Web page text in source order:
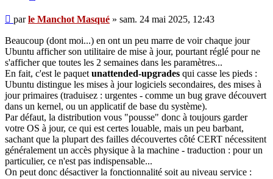
Message
parle Manchot Masqué » sam. 24 mai 2025, 12:43
Beaucoup (dont moi...) en ont un peu marre de voir chaque jour
Ubuntu afficher son utilitaire de mise à jour, pourtant réglé pour ne
s'afficher que toutes les 2 semaines dans les paramètres...
En fait, c'est le paquet unattended-upgrades qui casse les pieds :
Ubuntu distingue les mises à jour logiciels secondaires, des mises à
jour primaires (traduisez : urgentes - comme un bug grave découvert
dans un kernel, ou un applicatif de base du système).
Par défaut, la distribution vous "pousse" donc à toujours garder
votre OS à jour, ce qui est certes louable, mais un peu barbant,
sachant que la plupart des failles découvertes côté CERT nécessitent
généralement un accès physique à la machine - traduction : pour un
particulier, ce n'est pas indispensable...
On peut donc désactiver la fonctionnalité soit au niveau service :